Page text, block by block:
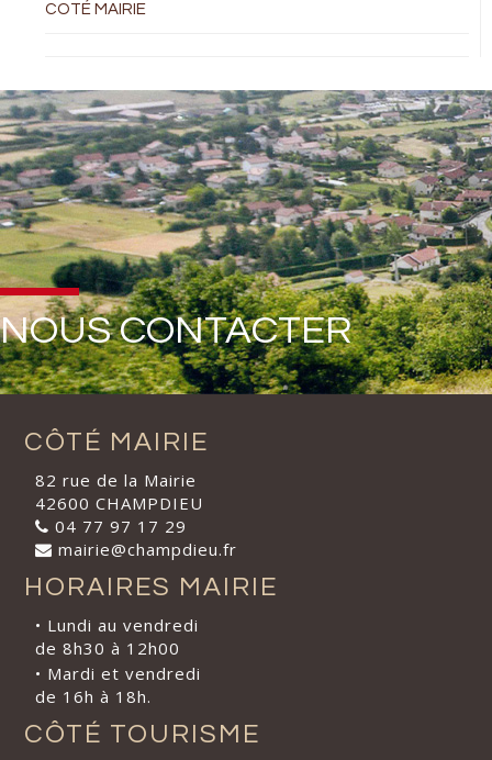
COTÉ MAIRIE
NOUS CONTACTER
CÔTÉ MAIRIE
82 rue de la Mairie
42600 CHAMPDIEU
04 77 97 17 29
mairie@champdieu.fr
HORAIRES MAIRIE
• Lundi au vendredi
de 8h30 à 12h00
• Mardi et vendredi
de 16h à 18h.
CÔTÉ TOURISME